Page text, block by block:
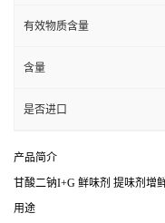
有效物质含量
含量
是否进口
产品简介
甘酸二钠I+G 鲜味剂 提味剂增
用途